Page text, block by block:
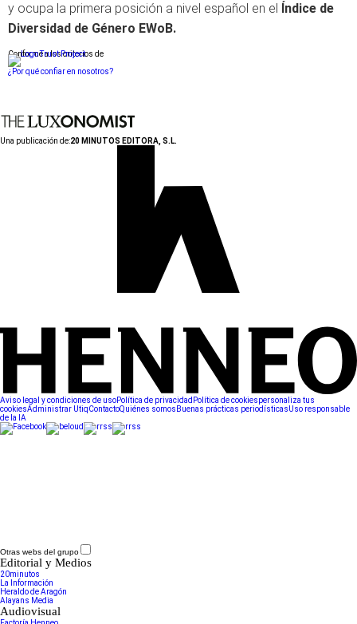
y ocupa la primera posición a nivel español en el Índice de
Diversidad de Género EWoB.
Conforme a los criterios de
¿Por qué confiar en nosotros?
Una publicación de:20 MINUTOS EDITORA, S.L.
Aviso legal y condiciones de usoPolítica de privacidad Política de cookiespersonaliza tus
cookiesAdministrar UtiqContactoQuiénes somos Buenas prácticas periodísticasUso responsable
de la IA
Otras webs del grupo
Editorial y Medios
20minutos
La Información
Heraldo de Aragón
Alayans Media
Audiovisual